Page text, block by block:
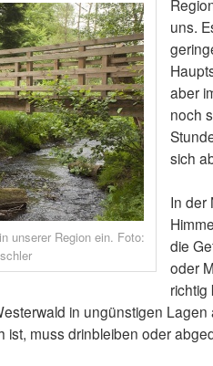
unserer Region ein. Foto:
uns.
aber
noch
sich
In der
die
oder
richtig
in ungünstigen
ist, muss drinbleiben oder